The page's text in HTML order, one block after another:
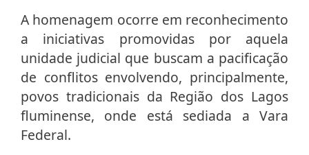
A homenagem ocorre em reconhecimento
a iniciativas promovidas por aquela
unidade judicial que buscam a pacificação
de conflitos envolvendo, principalmente,
povos tradicionais da Região dos Lagos
fluminense, onde está sediada a Vara
Federal.